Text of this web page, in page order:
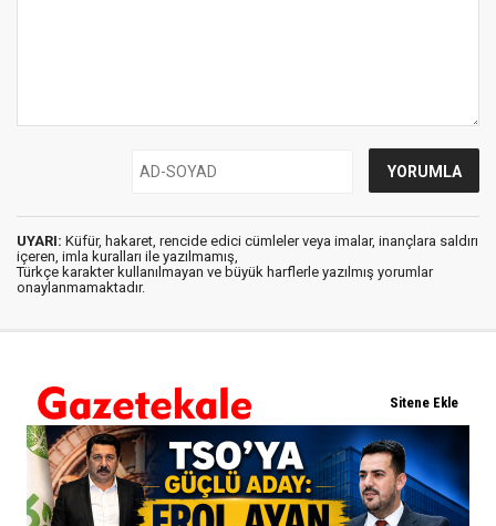
UYARI: Küfür, hakaret, rencide edici cümleler veya imalar, inançlara saldırı
içeren, imla kuralları ile yazılmamış,
Türkçe karakter kullanılmayan ve büyük harflerle yazılmış yorumlar
onaylanmamaktadır.